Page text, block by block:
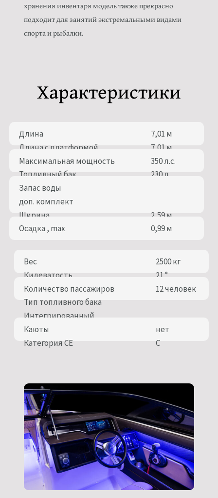
хранения инвентаря модель также прекрасно
подходит для занятий экстремальными видами
спорта и рыбалки.
Характеристики
Длина
7,01 м
Длина с платформой
7,01 м
Максимальная мощность
350 л.с.
Топливный бак
230 л
Запас воды
доп. комплект
Ширина
2,59 м
Осадка , max
0,99 м
Вес
2500 кг
Килеватость
21 °
Количество пассажиров
12 человек
Тип топливного бака
Интегрированный
Каюты
нет
Категория CE
C